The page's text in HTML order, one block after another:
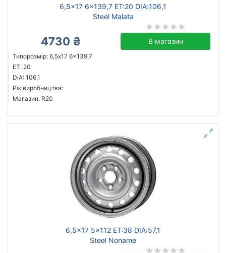
6,5x17 6x139,7 ET:20 DIA:106,1
Steel Malata
4730 ₴ В магазин
Типорозмір: 6,5x17 6x139,7
ET: 20
DIA: 106,1
Рік виробництва:
Магазин: R20
6,5x17 5x112 ET:38 DIA:57,1
Steel Noname